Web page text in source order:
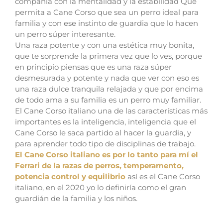
permita a Cane Corso que sea un perro ideal para
familia y con ese instinto de guardia que lo hacen
un perro súper interesante.
Una raza potente y con una estética muy bonita,
que te sorprende la primera vez que lo ves, porque
en principio piensas que es una raza súper
desmesurada y potente y nada que ver con eso es
una raza dulce tranquila relajada y que por encima
de todo ama a su familia es un perro muy familiar.
El Cane Corso italiano una de las características más
importantes es la inteligencia, inteligencia que el
Cane Corso le saca partido al hacer la guardia, y
para aprender todo tipo de disciplinas de trabajo.
El Cane Corso italiano es por lo tanto para mí el
Ferrari de la razas de perros, temperamento,
potencia control y equilibrio así es el Cane Corso
italiano, en el 2020 yo lo definiría como el gran
guardián de la familia y los niños.